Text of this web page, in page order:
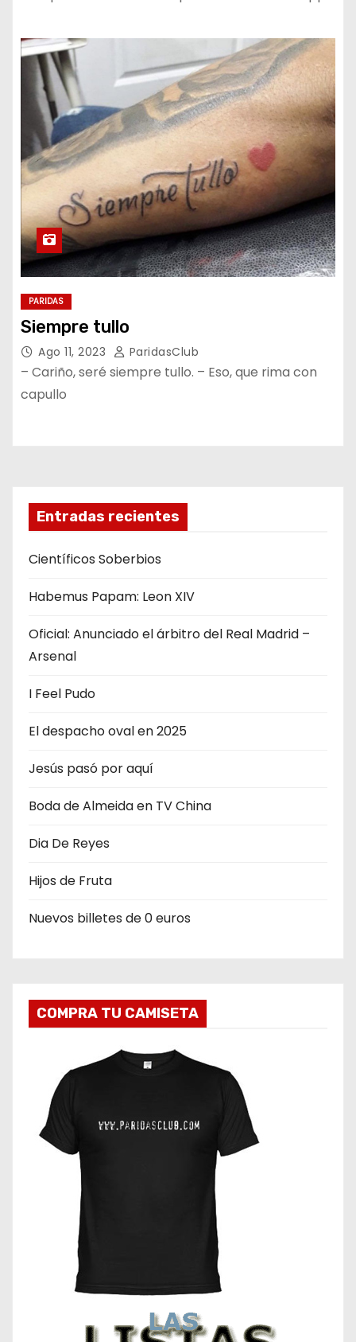
PARIDAS
Siempre tullo
Ago 11, 2023 ParidasClub
– Cariño, seré siempre tullo. – Eso, que rima con
capullo
Entradas recientes
Científicos Soberbios
Habemus Papam: Leon XIV
Oficial: Anunciado el árbitro del Real Madrid –
Arsenal
I Feel Pudo
El despacho oval en 2025
Jesús pasó por aquí
Boda de Almeida en TV China
Dia De Reyes
Hijos de Fruta
Nuevos billetes de 0 euros
COMPRA TU CAMISETA